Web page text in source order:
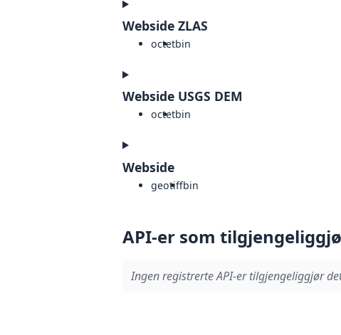
Webside ZLAS
octetbin
Webside USGS DEM
octetbin
Webside
geotiffbin
API-er som
Ingen registrerte API-er tilgjengeliggjør